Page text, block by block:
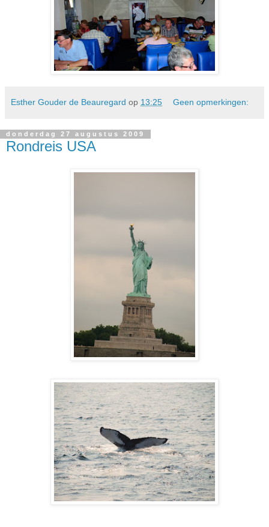
Esther Gouder de Beauregard op 13:25 Geen opmerkingen:
donderdag 27 augustus 2009
Rondreis USA